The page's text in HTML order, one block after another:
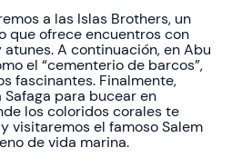
a las Islas Brothers, un
que ofrece encuentros con
A continuación, en Abu
el “cementerio de barcos”,
fascinantes. Finalmente,
para bucear en
los coloridos corales te
visitaremos el famoso Salem
de vida marina.